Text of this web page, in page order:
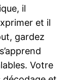
il
et il
gardez
Votre